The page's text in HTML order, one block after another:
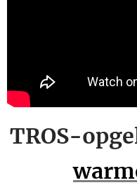
TROS-